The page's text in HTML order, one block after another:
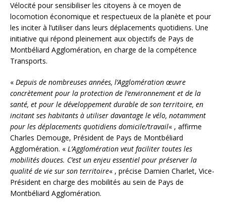
Vélocité pour sensibiliser les citoyens à ce moyen de
locomotion économique et respectueux de la planète et pour
les inciter à l’utiliser dans leurs déplacements quotidiens. Une
initiative qui répond pleinement aux objectifs de Pays de
Montbéliard Agglomération, en charge de la compétence
Transports.
« Depuis de nombreuses années, l’Agglomération œuvre
concrètement pour la protection de l’environnement et de la
santé, et pour le développement durable de son territoire, en
incitant ses habitants à utiliser davantage le vélo, notamment
pour les déplacements quotidiens domicile/travail« , affirme
Charles Demouge, Président de Pays de Montbéliard
Agglomération. « L’Agglomération veut faciliter toutes les
mobilités douces. C’est un enjeu essentiel pour préserver la
qualité de vie sur son territoire« , précise Damien Charlet, Vice-
Président en charge des mobilités au sein de Pays de
Montbéliard Agglomération.